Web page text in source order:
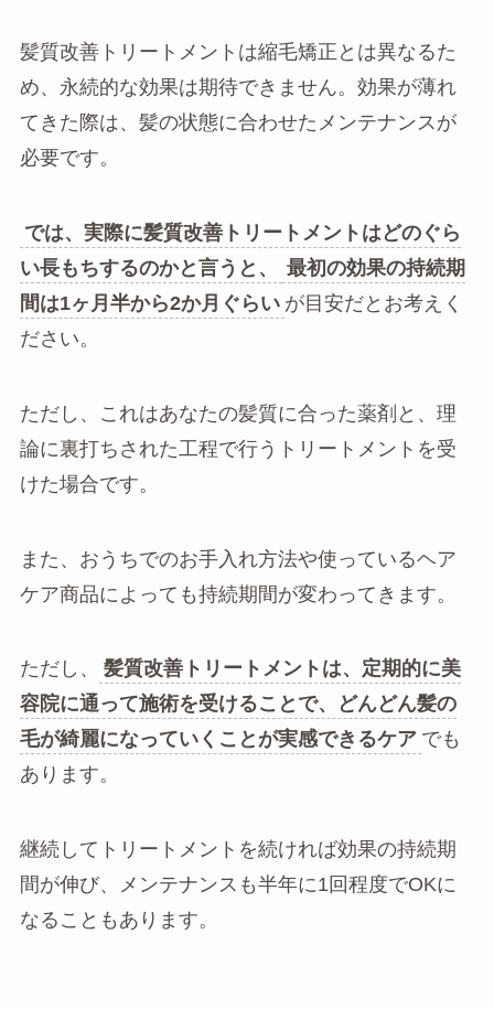
髪質改善トリートメントは縮毛矯正とは異なるた
め、永続的な効果は期待できません。効果が薄れ
てきた際は、髪の状態に合わせたメンテナンスが
必要です。
では、実際に髪質改善トリートメントはどのぐら
い長もちするのかと言うと、
最初の効果の持続期
間は1ヶ月半から2か月ぐらい が目安だとお考えく
ださい。
ただし、これはあなたの髪質に合った薬剤と、理
論に裏打ちされた工程で行うトリートメントを受
けた場合です。
また、おうちでのお手入れ方法や使っているヘア
ケア商品によっても持続期間が変わってきます。
ただし、
髪質改善トリートメントは、定期的に美
容院に通って施術を受けることで、どんどん髪の
毛が綺麗になっていくことが実感できるケア でも
あります。
継続してトリートメントを続ければ効果の持続期
間が伸び、メンテナンスも半年に1回程度でOKに
なることもあります。